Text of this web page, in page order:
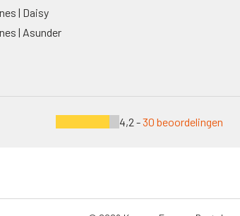
| Daisy
| Asunder
4,2 -30 beoordelingen